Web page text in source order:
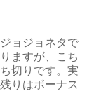
ョジョネタで
ますが、こち
切りです。実
りはボーナス